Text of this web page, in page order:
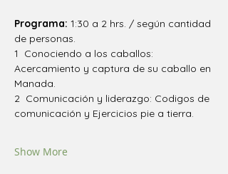
Programa: 1:30 a 2 hrs. / según cantidad
de personas.
1  Conociendo a los caballos:
Acercamiento y captura de su caballo en
Manada.
2  Comunicación y liderazgo: Codigos de
comunicación y Ejercicios pie a tierra.
Show More